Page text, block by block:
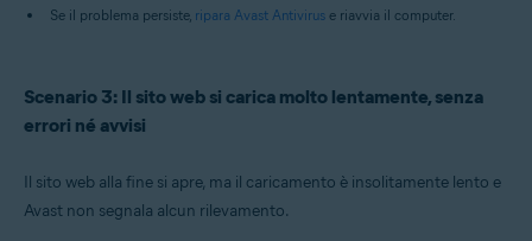
Se il problema persiste, ripara Avast Antivirus e riavvia il computer.
Scenario 3: Il sito web si carica molto lentamente, senza
errori né avvisi
Il sito web alla fine si apre, ma il caricamento è insolitamente lento e
Avast non segnala alcun rilevamento.